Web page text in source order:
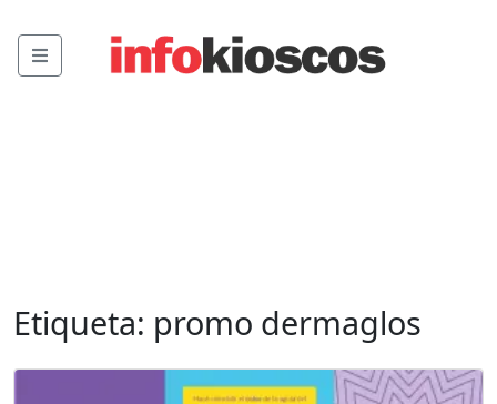
Menu
Etiqueta: promo dermaglos